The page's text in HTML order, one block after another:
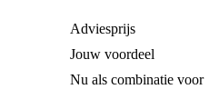
Adviesprijs
Jouw voordeel
Nu als combinatie voor